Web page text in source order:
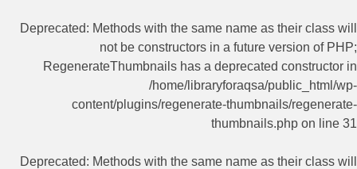
Deprecated: Methods with the same name as their class will
not be constructors in a future version of PHP;
RegenerateThumbnails has a deprecated constructor in
/home/libraryforaqsa/public_html/wp-
content/plugins/regenerate-thumbnails/regenerate-
thumbnails.php on line 31
Deprecated: Methods with the same name as their class will